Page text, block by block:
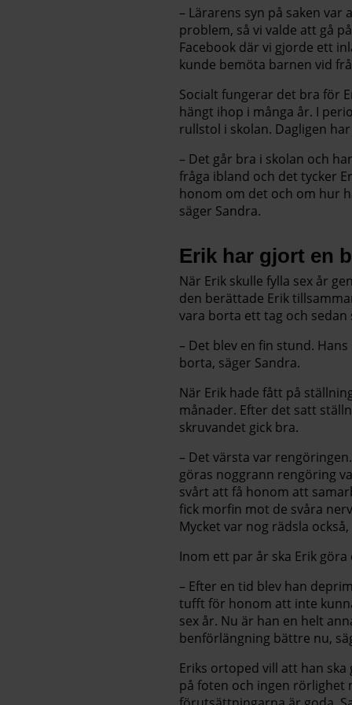
– Lärarens syn på saken
problem, så vi valde att gå
Facebook där vi gjorde ett
kunde bemöta barnen vid
Socialt fungerar det bra för
hängt ihop i många år. I
rullstol i skolan. Dagligen
– Det går bra i skolan och
fråga ibland och det tycker
honom om det och om hur
säger Sandra.
Erik har gjort en
När Erik skulle fylla sex år
den berättade Erik
vara borta ett tag och
– Det blev en fin stund.
borta, säger Sandra.
När Erik hade fått på
månader. Efter det satt
skruvandet gick bra.
– Det värsta var
göras noggrann rengöring
svårt att få honom att
fick morfin mot de svåra
Mycket var nog rädsla
Inom ett par år ska Erik
– Efter en tid blev han
tufft för honom att inte
sex år. Nu är han en helt
benförlängning bättre nu,
Eriks ortoped vill att han
på foten och ingen rörlighet